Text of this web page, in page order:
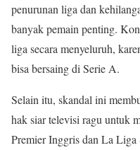
penurunan liga dan
banyak pemain penting.
liga secara menyeluruh,
bisa bersaing di Serie A.
Selain itu, skandal ini
hak siar televisi ragu untuk
Premier Inggris dan La Liga